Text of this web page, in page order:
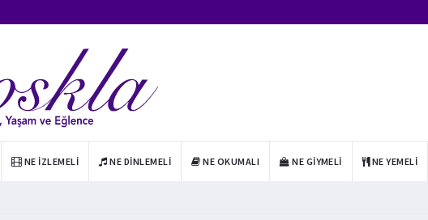
NE İZLEMELI NE DINLEMELI NE OKUMALI NE GIYMELI NE YEMELI